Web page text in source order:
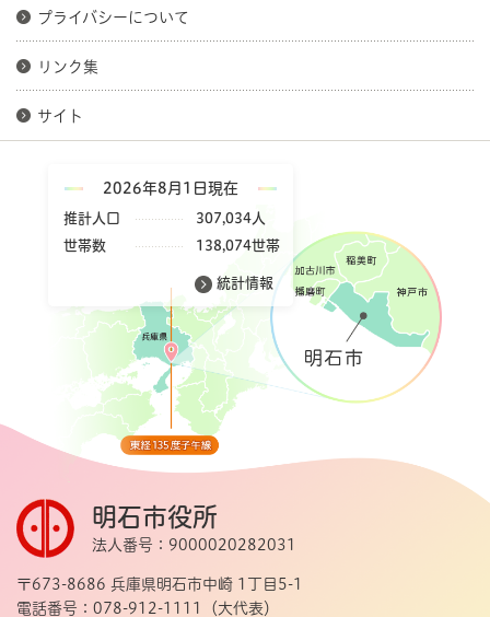
プライバシーについて
リンク集
サイト
2026年8月1日現在
推計人口
307,034人
世帯数
138,074世帯
統計情報
明石市役所
法人番号：9000020282031
〒673-8686 兵庫県明石市中崎 1丁目5-1
電話番号：078-912-1111（大代表）